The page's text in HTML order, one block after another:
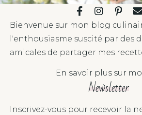
Bienvenue sur mon blog
l'enthousiasme suscité par des
amicales de partager mes
En savoir plus sur
Newsletter
Inscrivez-vous pour recevoir la